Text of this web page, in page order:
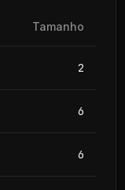
Tamanho
2
6
6